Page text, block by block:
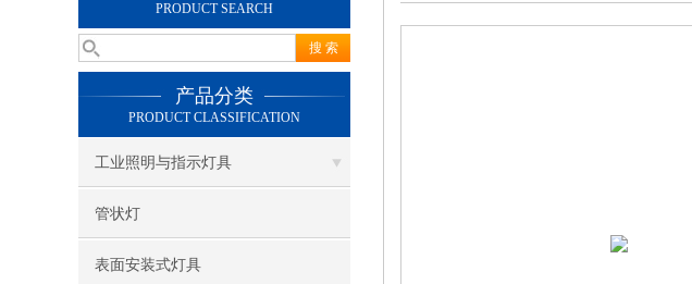
PRODUCT SEARCH
产品分类
PRODUCT CLASSIFICATION
工业照明与指示灯具
管状灯
表面安装式灯具